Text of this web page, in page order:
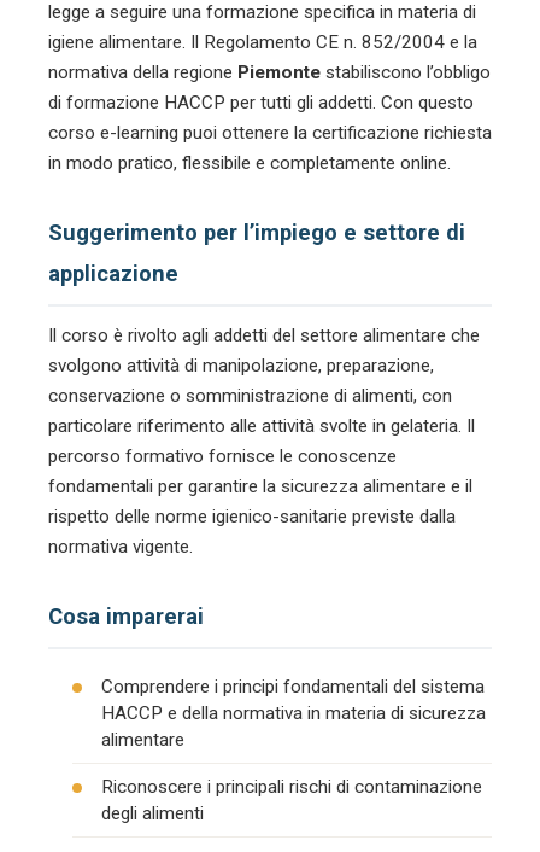
legge a seguire una formazione specifica in materia di
igiene alimentare. Il Regolamento CE n. 852/2004 e la
normativa della regione Piemonte stabiliscono l’obbligo
di formazione HACCP per tutti gli addetti. Con questo
corso e-learning puoi ottenere la certificazione richiesta
in modo pratico, flessibile e completamente online.
Suggerimento per l’impiego e settore di
applicazione
Il corso è rivolto agli addetti del settore alimentare che
svolgono attività di manipolazione, preparazione,
conservazione o somministrazione di alimenti, con
particolare riferimento alle attività svolte in gelateria. Il
percorso formativo fornisce le conoscenze
fondamentali per garantire la sicurezza alimentare e il
rispetto delle norme igienico-sanitarie previste dalla
normativa vigente.
Cosa imparerai
Comprendere i principi fondamentali del sistema
HACCP e della normativa in materia di sicurezza
alimentare
Riconoscere i principali rischi di contaminazione
degli alimenti